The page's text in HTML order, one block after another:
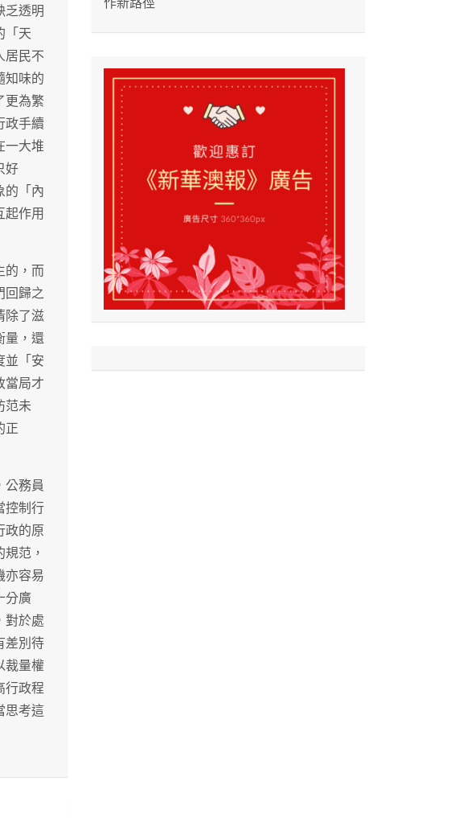
乏透明
「天
居民不
知味的
更為繁
政手續
一大堆
好
的「內
起作用
的，而
回歸之
除了滋
量，還
並「安
當局才
范未
正
公務員
控制行
政的原
范，
亦容易
分廣
對於處
差別待
裁量權
行政程
思考這
作新路徑